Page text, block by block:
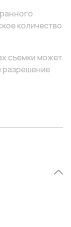
количество
съемки может
разрешение